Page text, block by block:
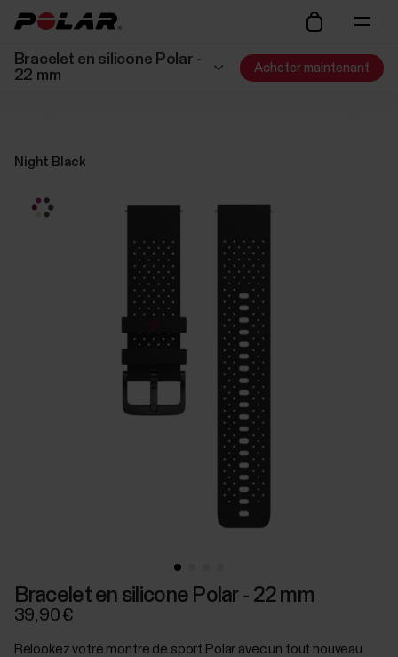
Bracelet en silicone Polar -
22 mm
Acheter maintenant
Night Black
Bracelet en silicone Polar - 22 mm
39,90 €
Relookez votre montre de sport Polar avec un tout nouveau